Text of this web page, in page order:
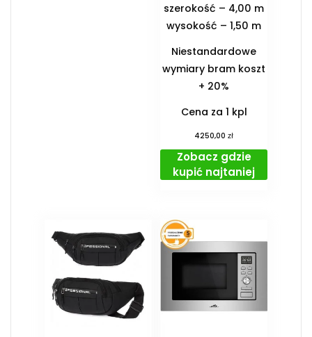
szerokość – 4,00 m
wysokość – 1,50 m
Niestandardowe
wymiary bram koszt
+ 20%
Cena za 1 kpl
4250,00zł
Zobacz gdzie
kupić najtaniej